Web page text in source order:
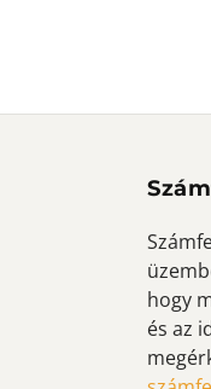
hogy
és az